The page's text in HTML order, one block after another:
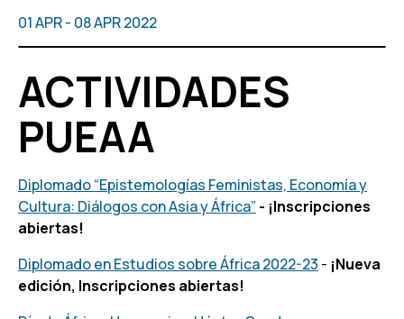
01 APR - 08 APR 2022
ACTIVIDADES
PUEAA
Diplomado “Epistemologías Feministas, Economía y
Cultura: Diálogos con Asia y África” - ¡Inscripciones
abiertas!
Diplomado en Estudios sobre África 2022-23 - ¡Nueva
edición, Inscripciones abiertas!